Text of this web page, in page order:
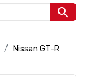

Nissan GT-R